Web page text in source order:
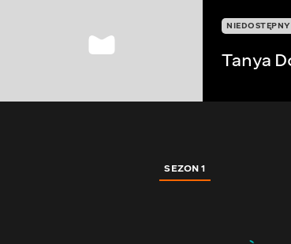
NIEDOSTĘPNY
Tanya
SEZON 1